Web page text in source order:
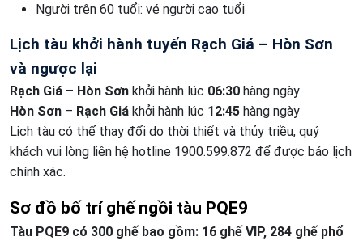
Người trên 60 tuổi: vé người cao tuổi
Lịch tàu khởi hành tuyến Rạch Giá – Hòn Sơn
và ngược lại
Rạch Giá – Hòn Sơn khởi hành lúc 06:30 hàng ngày
Hòn Sơn – Rạch Giá khởi hành lúc 12:45 hàng ngày
Lịch tàu có thể thay đổi do thời thiết và thủy triều, quý
khách vui lòng liên hệ hotline 1900.599.872 để được báo lịch
chính xác.
Sơ đồ bố trí ghế ngồi tàu PQE9
Tàu PQE9 có 300 ghế bao gồm: 16 ghế VIP, 284 ghế phổ